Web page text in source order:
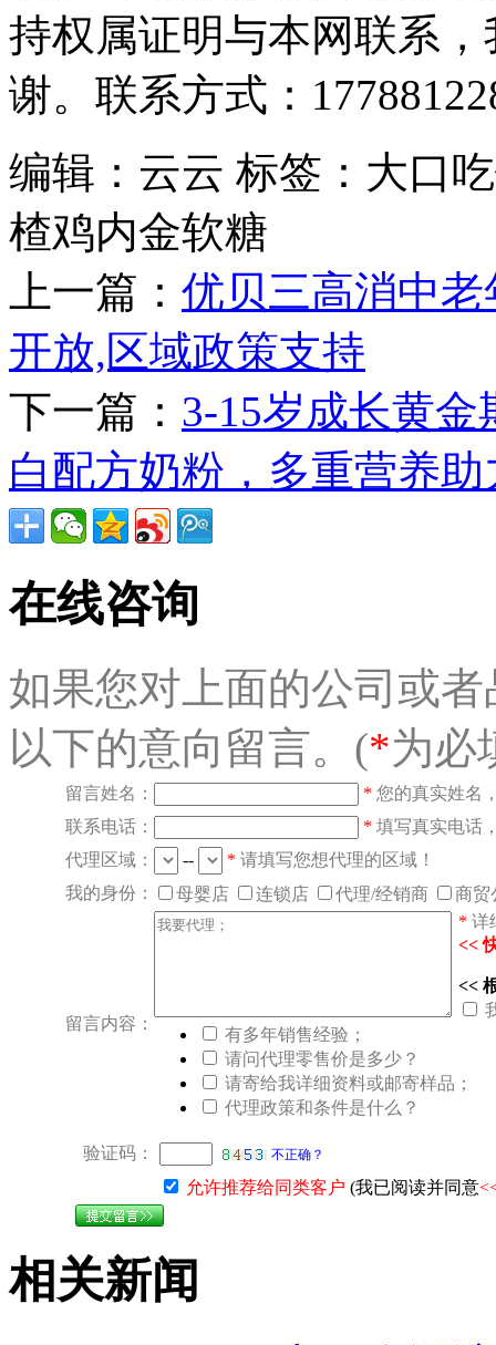
持权属证明与本网联系
谢。联系方式：
编辑：云云 标签：大口
楂鸡内金软糖
上一篇： 优贝三高消中
开放,区域政策支持
下一篇： 3-15岁成长黄金
白配方奶粉，多重营养
在线咨询
如果您对上面的公司或
以下的意向留言。(*为必
留言姓名： * 您的真实姓名
联系电话：
* 填写真实电话
代理区域：
-- * 请填写您想代理的区域！
我的身份：
母婴店 连锁店 代理/经销商 商贸
留言内容：
* 详
<<
<<
有多年销售经验；
请问代理零售价是多少？
请寄给我详细资料或邮寄样品；
代理政策和条件是什么？
验证码： 不正确？
允许推荐给同类客户 (我已阅读并同意
相关新闻